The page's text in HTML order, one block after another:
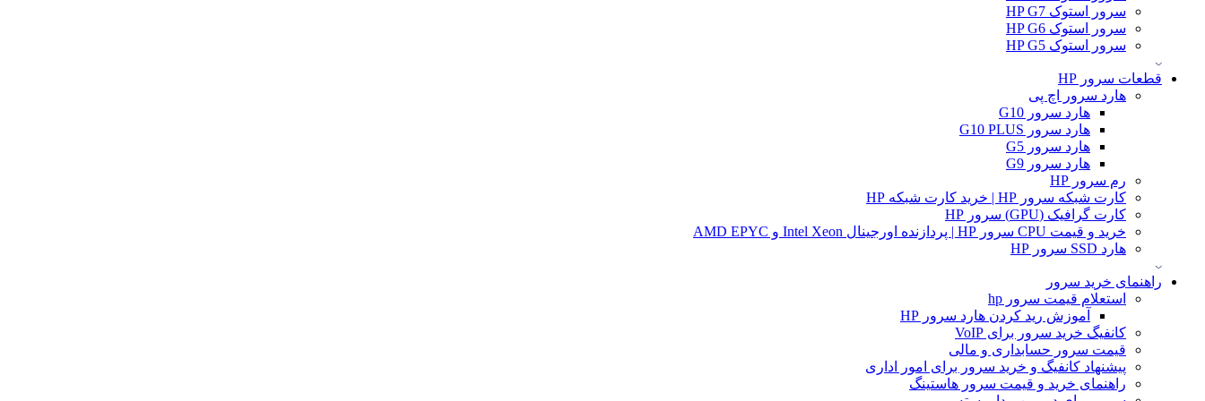
سرور استوک HP G7
سرور استوک HP G6
سرور استوک HP G5
قطعات سرور HP
هارد سرور اچ پی
هارد سرور G10
هارد سرور G10 PLUS
هارد سرور G5
هارد سرور G9
رم سرور HP
کارت شبکه سرور HP | خرید کارت شبکه HP
کارت گرافیک (GPU) سرور HP
خرید و قیمت CPU سرور HP | پردازنده اورجینال Intel Xeon و AMD EPYC
هارد SSD سرور HP
راهنمای خرید سرور
استعلام قیمت سرور hp
آموزش ريد كردن هارد سرور HP
کانفیگ خرید سرور برای VoIP
قیمت سرور حسابداری و مالی
پیشنهاد کانفیگ و خرید سرور برای امور اداری
راهنمای خرید و قیمت سرور هاستینگ